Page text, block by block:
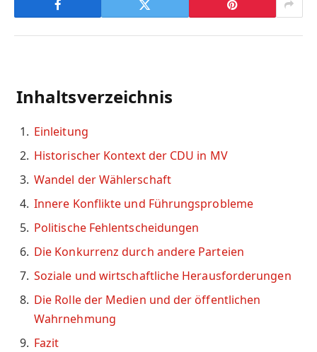
Inhaltsverzeichnis
Einleitung
Historischer Kontext der CDU in MV
Wandel der Wählerschaft
Innere Konflikte und Führungsprobleme
Politische Fehlentscheidungen
Die Konkurrenz durch andere Parteien
Soziale und wirtschaftliche Herausforderungen
Die Rolle der Medien und der öffentlichen
Wahrnehmung
Fazit